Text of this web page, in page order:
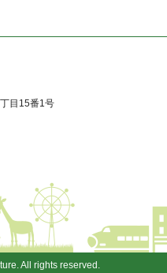
目15番1号
All rights reserved.